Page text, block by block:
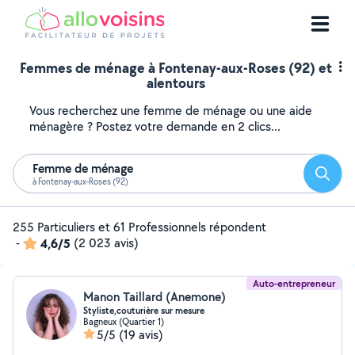
Femmes de ménage à Fontenay-aux-Roses (92) et
alentours
Vous recherchez une femme de ménage ou une aide
ménagère ? Postez votre demande en 2 clics...
Femme de ménage
à Fontenay-aux-Roses (92)
255 Particuliers et 61 Professionnels répondent
-
4,6/5 (2 023 avis)
Auto-entrepreneur
Manon Taillard (Anemone)
Styliste,couturière sur mesure
Bagneux (Quartier 1)
5/5 (19 avis)